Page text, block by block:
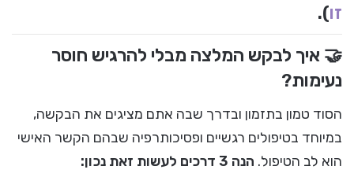
זו).
🤝 איך לבקש המלצה מבלי להרגיש חוסר
נעימות?
הסוד טמון בתזמון ובדרך שבה אתם מציגים את הבקשה,
במיוחד בטיפולים רגשיים ופסיכותרפיה שבהם הקשר האישי
הוא לב הטיפול. הנה 3 דרכים לעשות זאת נכון: